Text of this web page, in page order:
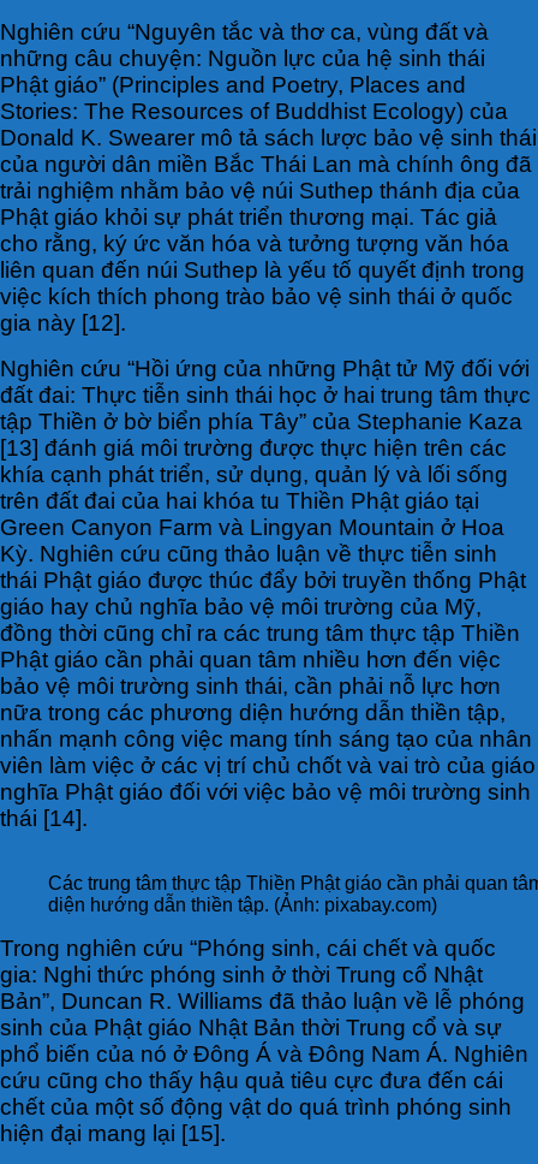
Nghiên cứu “Nguyên tắc và thơ ca, vùng đất và
những câu chuyện: Nguồn lực của hệ sinh thái
Phật giáo” (Principles and Poetry, Places and
Stories: The Resources of Buddhist Ecology) của
Donald K. Swearer mô tả sách lược bảo vệ sinh thái
của người dân miền Bắc Thái Lan mà chính ông đã
trải nghiệm nhằm bảo vệ núi Suthep thánh địa của
Phật giáo khỏi sự phát triển thương mại. Tác giả
cho rằng, ký ức văn hóa và tưởng tượng văn hóa
liên quan đến núi Suthep là yếu tố quyết định trong
việc kích thích phong trào bảo vệ sinh thái ở quốc
gia này [12].
Nghiên cứu “Hồi ứng của những Phật tử Mỹ đối với
đất đai: Thực tiễn sinh thái học ở hai trung tâm thực
tập Thiền ở bờ biển phía Tây” của Stephanie Kaza
[13] đánh giá môi trường được thực hiện trên các
khía cạnh phát triển, sử dụng, quản lý và lối sống
trên đất đai của hai khóa tu Thiền Phật giáo tại
Green Canyon Farm và Lingyan Mountain ở Hoa
Kỳ. Nghiên cứu cũng thảo luận về thực tiễn sinh
thái Phật giáo được thúc đẩy bởi truyền thống Phật
giáo hay chủ nghĩa bảo vệ môi trường của Mỹ,
đồng thời cũng chỉ ra các trung tâm thực tập Thiền
Phật giáo cần phải quan tâm nhiều hơn đến việc
bảo vệ môi trường sinh thái, cần phải nỗ lực hơn
nữa trong các phương diện hướng dẫn thiền tập,
nhấn mạnh công việc mang tính sáng tạo của nhân
viên làm việc ở các vị trí chủ chốt và vai trò của giáo
nghĩa Phật giáo đối với việc bảo vệ môi trường sinh
thái [14].
Các trung tâm thực tập Thiền Phật giáo cần phải quan
diện hướng dẫn thiền tập. (Ảnh: pixabay.com)
Trong nghiên cứu “Phóng sinh, cái chết và quốc
gia: Nghi thức phóng sinh ở thời Trung cổ Nhật
Bản”, Duncan R. Williams đã thảo luận về lễ phóng
sinh của Phật giáo Nhật Bản thời Trung cổ và sự
phổ biến của nó ở Đông Á và Đông Nam Á. Nghiên
cứu cũng cho thấy hậu quả tiêu cực đưa đến cái
chết của một số động vật do quá trình phóng sinh
hiện đại mang lại [15].